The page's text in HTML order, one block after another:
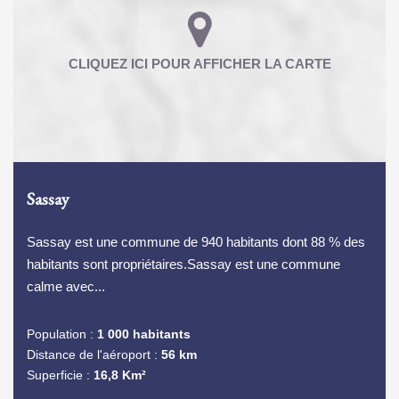
Sassay
Sassay est une commune de 940 habitants dont 88 % des
habitants sont propriétaires.Sassay est une commune
calme avec...
Population : 1 000 habitants
Distance de l'aéroport : 56 km
Superficie : 16,8 Km²